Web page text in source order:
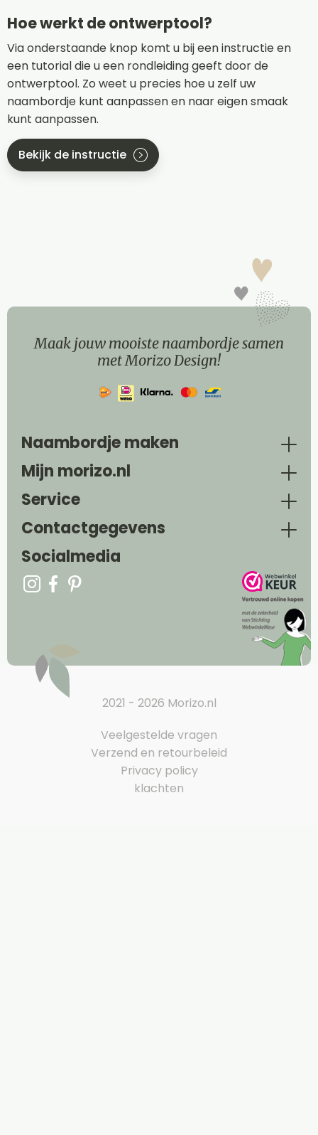
Hoe werkt de ontwerptool?
Via onderstaande knop komt u bij een instructie en
een tutorial die u een rondleiding geeft door de
ontwerptool. Zo weet u precies hoe u zelf uw
naambordje kunt aanpassen en naar eigen smaak
kunt aanpassen.
Bekijk de instructie
Maak jouw mooiste naambordje samen
met Morizo Design!
Naambordje maken
Mijn morizo.nl
Service
Contactgegevens
Socialmedia
2021 - 2026 Morizo.nl
Veelgestelde vragen
Verzend en retourbeleid
Privacy policy
klachten